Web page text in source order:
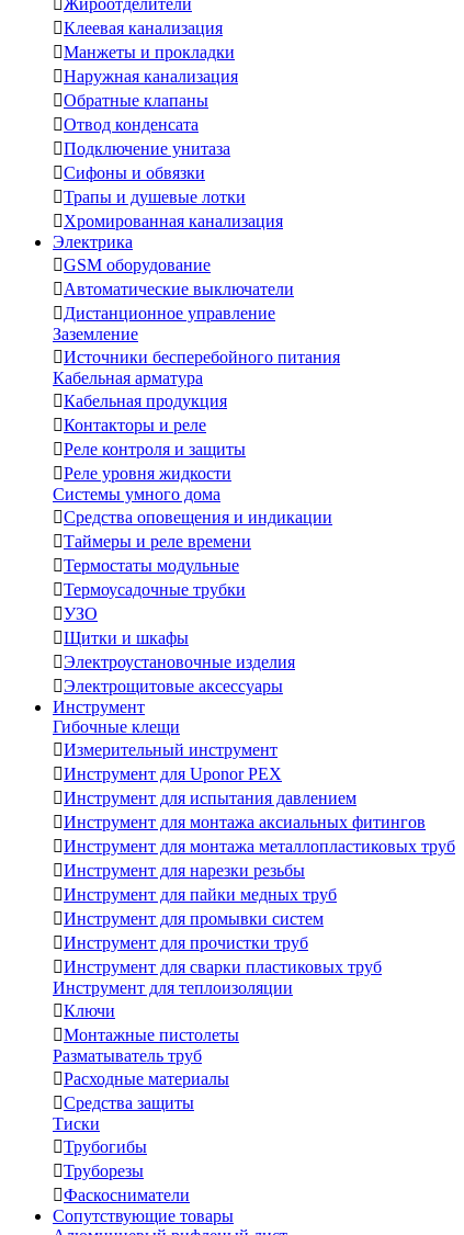
Жироотделители
Клеевая канализация
Манжеты и прокладки
Наружная канализация
Обратные клапаны
Отвод конденсата
Подключение унитаза
Сифоны и обвязки
Трапы и душевые лотки
Хромированная канализация
Электрика
GSM оборудование
Автоматические выключатели
Дистанционное управление
Заземление
Источники бесперебойного питания
Кабельная арматура
Кабельная продукция
Контакторы и реле
Реле контроля и защиты
Реле уровня жидкости
Системы умного дома
Средства оповещения и индикации
Таймеры и реле времени
Термостаты модульные
Термоусадочные трубки
УЗО
Щитки и шкафы
Электроустановочные изделия
Электрощитовые аксессуары
Инструмент
Гибочные клещи
Измерительный инструмент
Инструмент для Uponor PEX
Инструмент для испытания давлением
Инструмент для монтажа аксиальных фитингов
Инструмент для монтажа металлопластиковых труб
Инструмент для нарезки резьбы
Инструмент для пайки медных труб
Инструмент для промывки систем
Инструмент для прочистки труб
Инструмент для сварки пластиковых труб
Инструмент для теплоизоляции
Ключи
Монтажные пистолеты
Разматыватель труб
Расходные материалы
Средства защиты
Тиски
Трубогибы
Труборезы
Фаскосниматели
Сопутствующие товары